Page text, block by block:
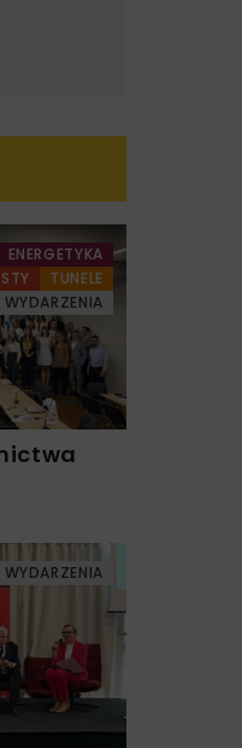
ENERGETYKA
TUNELE
WYDARZENIA
WYDARZENIA